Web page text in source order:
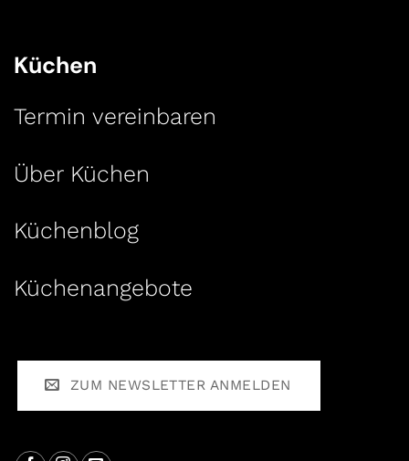
Küchen
Termin vereinbaren
Über Küchen
Küchenblog
Küchenangebote
ZUM NEWSLETTER ANMELDEN